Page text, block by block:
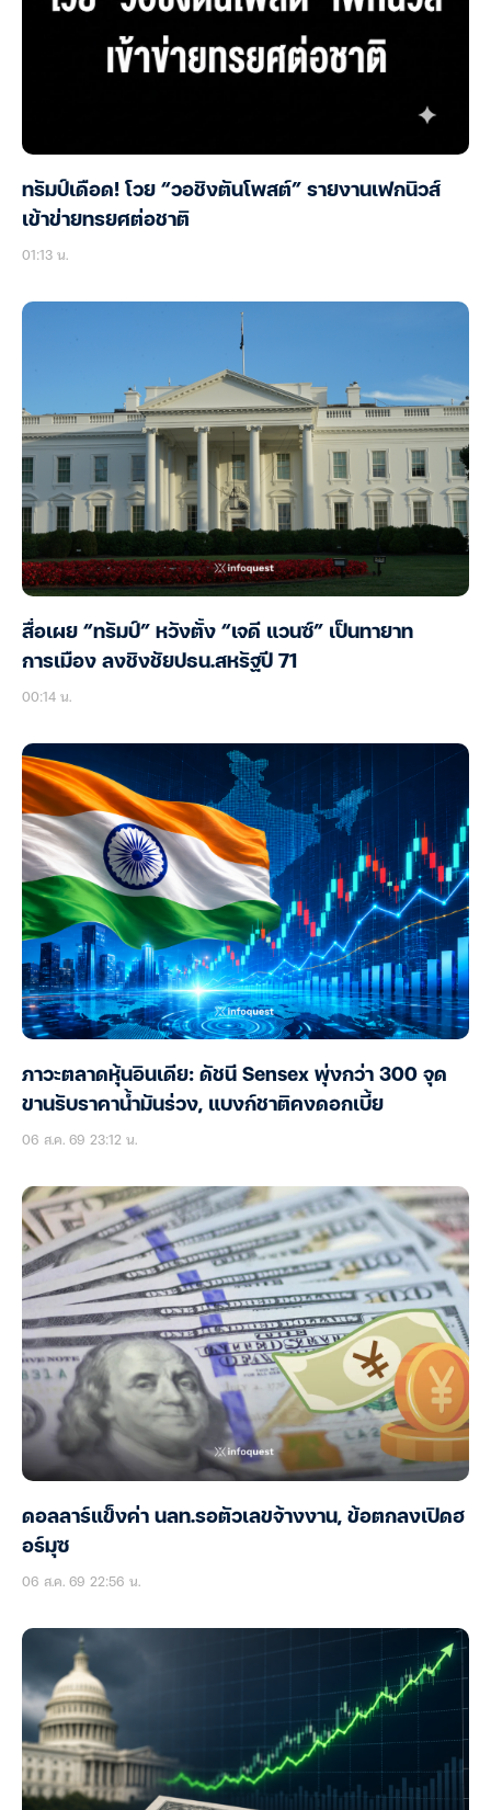
ทรัมป์เดือด! โวย “วอชิงตันโพสต์” รายงานเฟกนิวส์
เข้าข่ายทรยศต่อชาติ
01:13 น.
สื่อเผย “ทรัมป์” หวังตั้ง “เจดี แวนซ์” เป็นทายาท
การเมือง ลงชิงชัยปธน.สหรัฐปี 71
00:14 น.
ภาวะตลาดหุ้นอินเดีย: ดัชนี Sensex พุ่งกว่า 300 จุด
ขานรับราคาน้ำมันร่วง, แบงก์ชาติคงดอกเบี้ย
06 ส.ค. 69 23:12 น.
ดอลลาร์แข็งค่า นลท.รอตัวเลขจ้างงาน, ข้อตกลงเปิดฮ
อร์มุซ
06 ส.ค. 69 22:56 น.